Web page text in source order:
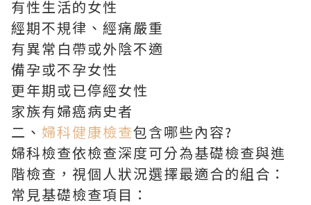
有性生活的女性
經期不規律、經痛嚴重
有異常白帶或外陰不適
備孕或不孕女性
更年期或已停經女性
家族有婦癌病史者
二、 婦科健康檢查包含哪些內容?
婦科檢查依檢查深度可分為基礎檢查與進
階檢查，視個人狀況選擇最適合的組合：
常見基礎檢查項目：